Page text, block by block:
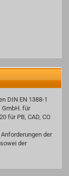
DIN EN 1388-1
für
für PB, CAD, CO
der
der